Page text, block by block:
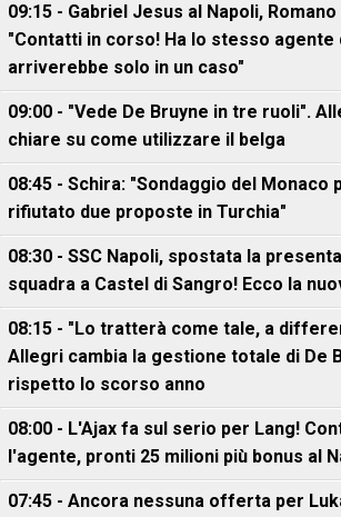
09:15 - Gabriel Jesus al Napoli,
"Contatti in corso! Ha lo stesso agente
arriverebbe solo in un caso"
09:00 - "Vede De Bruyne in tre ruoli".
chiare su come utilizzare il belga
08:45 - Schira: "Sondaggio del Monaco
rifiutato due proposte in Turchia"
08:30 - SSC Napoli, spostata la
squadra a Castel di Sangro! Ecco la
08:15 - "Lo tratterà come tale, a
Allegri cambia la gestione totale di De
rispetto lo scorso anno
08:00 - L'Ajax fa sul serio per Lang!
l'agente, pronti 25 milioni più bonus al
07:45 - Ancora nessuna offerta per